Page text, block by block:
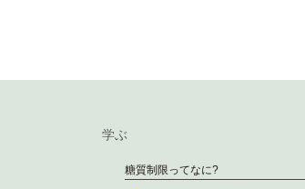
学ぶ
糖質制限ってなに?